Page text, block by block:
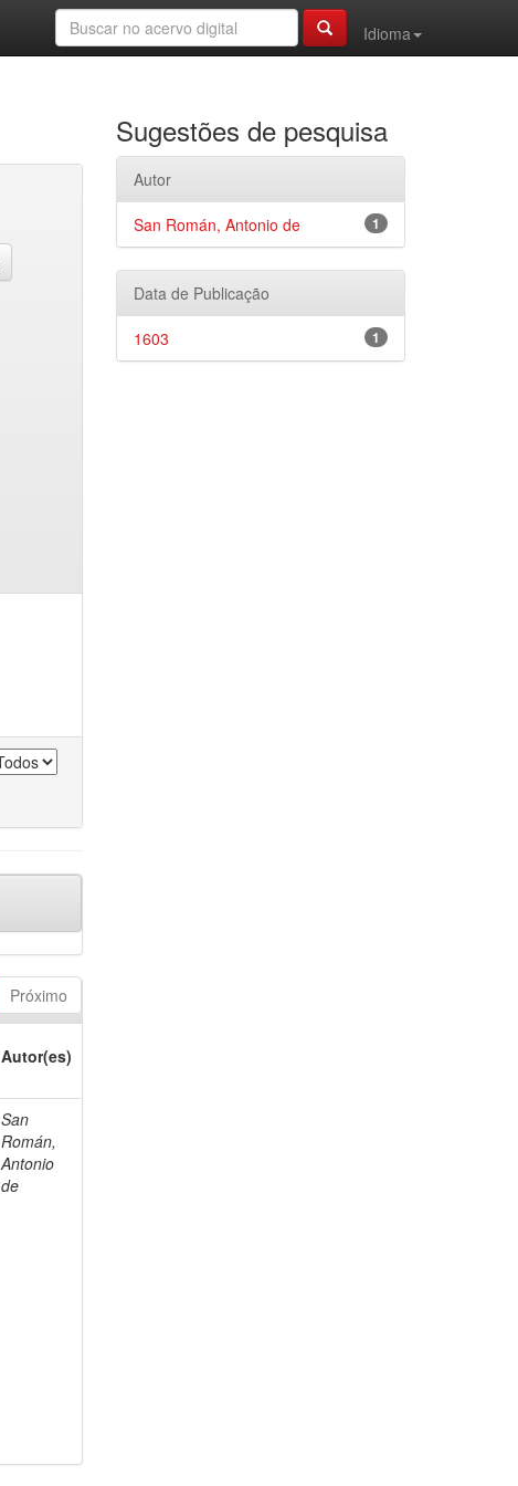
Idioma
Próximo
Autor(es)
San
Román,
Antonio
de
Sugestões de pesquisa
Autor
1
San Román, Antonio de
Data de Publicação
1
1603